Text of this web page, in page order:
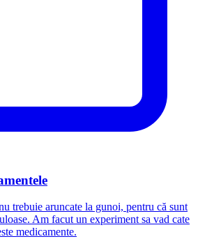
trebuie aruncate la gunoi, pentru că sunt
Am facut un experiment sa vad cate
medicamente.